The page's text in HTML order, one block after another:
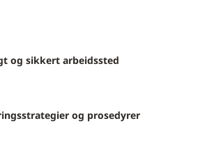
og sikkert arbeidssted
og prosedyrer